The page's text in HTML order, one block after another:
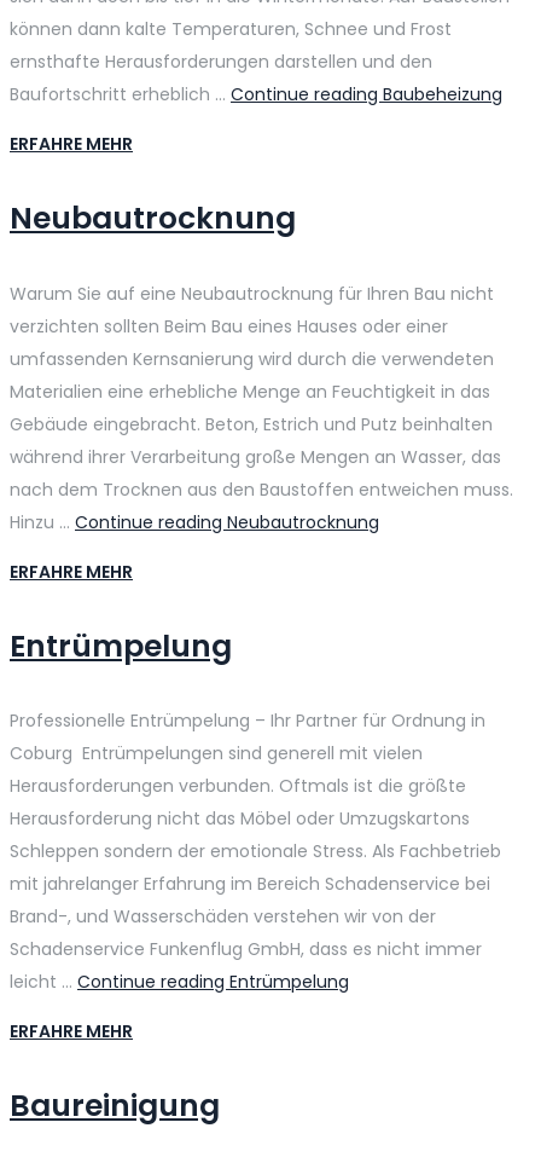
können dann kalte Temperaturen, Schnee und Frost
ernsthafte Herausforderungen darstellen und den
Baufortschritt erheblich … Continue reading Baubeheizung
ERFAHRE MEHR
Neubautrocknung
Warum Sie auf eine Neubautrocknung für Ihren Bau nicht
verzichten sollten Beim Bau eines Hauses oder einer
umfassenden Kernsanierung wird durch die verwendeten
Materialien eine erhebliche Menge an Feuchtigkeit in das
Gebäude eingebracht. Beton, Estrich und Putz beinhalten
während ihrer Verarbeitung große Mengen an Wasser, das
nach dem Trocknen aus den Baustoffen entweichen muss.
Hinzu … Continue reading Neubautrocknung
ERFAHRE MEHR
Entrümpelung
Professionelle Entrümpelung – Ihr Partner für Ordnung in
Coburg Entrümpelungen sind generell mit vielen
Herausforderungen verbunden. Oftmals ist die größte
Herausforderung nicht das Möbel oder Umzugskartons
Schleppen sondern der emotionale Stress. Als Fachbetrieb
mit jahrelanger Erfahrung im Bereich Schadenservice bei
Brand-, und Wasserschäden verstehen wir von der
Schadenservice Funkenflug GmbH, dass es nicht immer
leicht … Continue reading Entrümpelung
ERFAHRE MEHR
Baureinigung